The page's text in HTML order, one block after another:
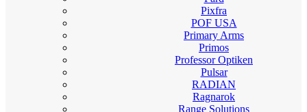
Pixfra
POF USA
Primary Arms
Primos
Professor Optiken
Pulsar
RADIAN
Ragnarok
Range Solutions